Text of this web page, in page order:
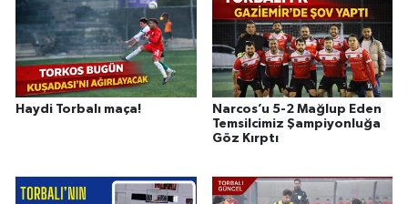
Haydi Torbalı maça!
Narcos’u 5-2 Mağlup Eden
Temsilcimiz Şampiyonluğa
Göz Kırptı